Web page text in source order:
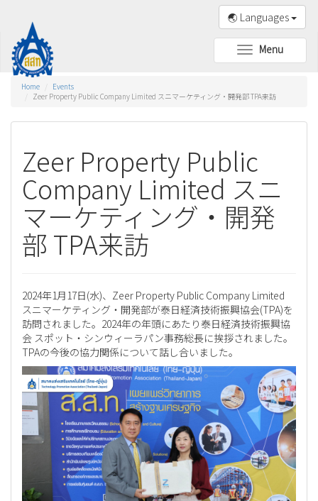
🌏 Languages
Toggle
navigation
Menu
Home
Events
Zeer Property Public Company Limited スニマーケティング・開発部 TPA来訪
Zeer Property Public
Company Limited スニ
マーケティング・開発
部 TPA来訪
2024年1月17日(水)、Zeer Property Public Company Limited
スニマーケティング・開発部が泰日経済技術振興協会(TPA)を
訪問されました。2024年の年頭にあたり泰日経済技術振興協
会 スポット・シンウィーラパン事務総長に挨拶されました。
TPAの今後の協力関係について話し合いました。